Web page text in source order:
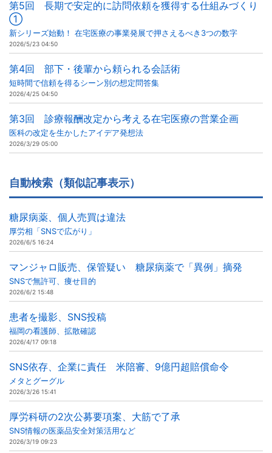
第5回 長期で安定的に訪問依頼を獲得する仕組みづくり
①
新シリーズ始動！ 在宅医療の事業発展で押さえるべき3つの数字
2026/5/23 04:50
第4回 部下・後輩から頼られる会話術
短時間で信頼を得るシーン別の想定問答集
2026/4/25 04:50
第3回 診療報酬改定から考える在宅医療の営業企画
医科の改定を生かしたアイデア発想法
2026/3/29 05:00
自動検索（類似記事表示）
糖尿病薬、個人売買は違法
厚労相「SNSで広がり」
2026/6/5 16:24
マンジャロ販売、保管疑い 糖尿病薬で「異例」摘発
SNSで無許可、痩せ目的
2026/6/2 15:48
患者を撮影、SNS投稿
福岡の看護師、拡散確認
2026/4/17 09:18
SNS依存、企業に責任 米陪審、9億円超賠償命令
メタとグーグル
2026/3/26 15:41
厚労科研の2次公募要項案、大筋で了承
SNS情報の医薬品安全対策活用など
2026/3/19 09:23